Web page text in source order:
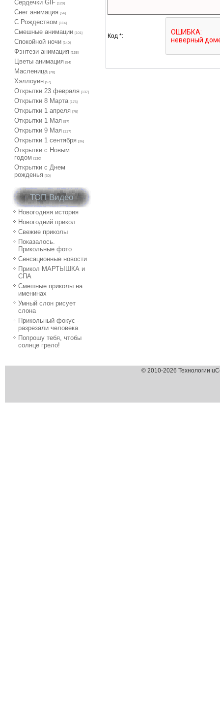
Сердечки GIF [129]
Снег анимация [54]
С Рождеством [114]
Смешные анимации [101]
Спокойной ночи [140]
Фэнтези анимация [135]
Цветы анимация [94]
Масленица [78]
Хэллоуин [57]
Открытки 23 февраля [137]
Открытки 8 Марта [175]
Открытки 1 апреля [75]
Открытки 1 Мая [97]
Открытки 9 Мая [117]
Открытки 1 сентября [36]
Открытки с Новым
годом
[130]
Открытки с Днем
рожденья
[30]
ТОП Видео
Новогодняя история
Новогодний прикол
Свежие приколы
Показалось.
Прикольные фото
Сенсационные новости
Прикол МАРТЫШКА и
СПА
Смешные приколы на
именинах
Умный слон рисует
слона
Прикольный фокус -
разрезали человека
Попрошу тебя, чтобы
солнце грело!
Код *:
© 2010-2026 Технологии